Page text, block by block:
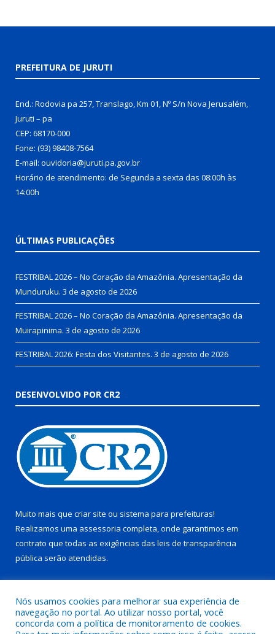
PREFEITURA DE JURUTI
End.: Rodovia pa 257, Translago, Km 01, Nº S/n Nova Jerusalém,
Juruti – pa
CEP: 68170-000
Fone: (93) 98408-7564
E-mail: ouvidoria@juruti.pa.gov.br
Horário de atendimento: de Segunda a sexta das 08:00h às
14:00h
ÚLTIMAS PUBLICAÇÕES
FESTRIBAL 2026 – No Coração da Amazônia. Apresentação da
Munduruku. 3 de agosto de 2026
FESTRIBAL 2026 – No Coração da Amazônia. Apresentação da
Muirapinima. 3 de agosto de 2026
FESTRIBAL 2026: Festa dos Visitantes. 3 de agosto de 2026
DESENVOLVIDO POR CR2
Muito mais que criar site ou sistema para prefeituras!
Realizamos uma assessoria completa, onde garantimos em
contrato que todas as exigências das leis de transparência
pública serão atendidas.
Nós usamos cookies para melhorar sua experiência de
navegação no portal. Ao utilizar nosso portal, você
concorda com a política de monitoramento de cookies.